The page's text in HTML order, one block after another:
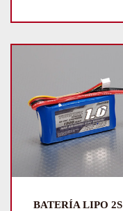
BATERÍA LIPO 2S